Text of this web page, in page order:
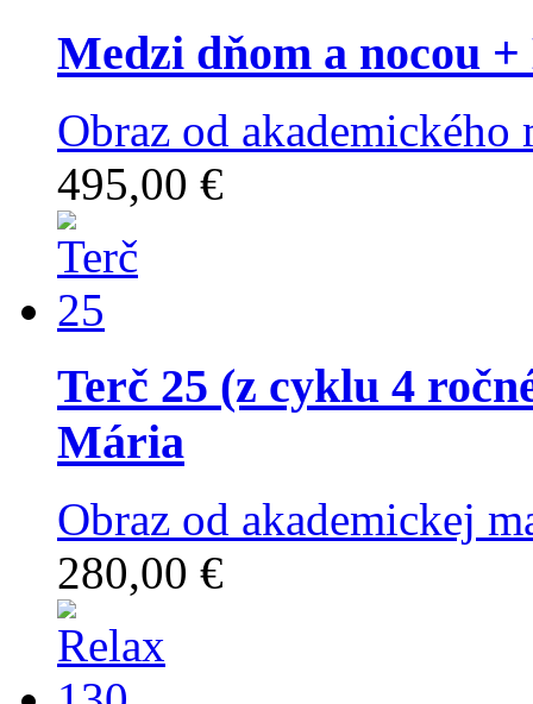
Medzi dňom a nocou +
Obraz od
495,00 €
Terč 25 (z cyklu 4
Mária
Obraz od akademickej
280,00 €